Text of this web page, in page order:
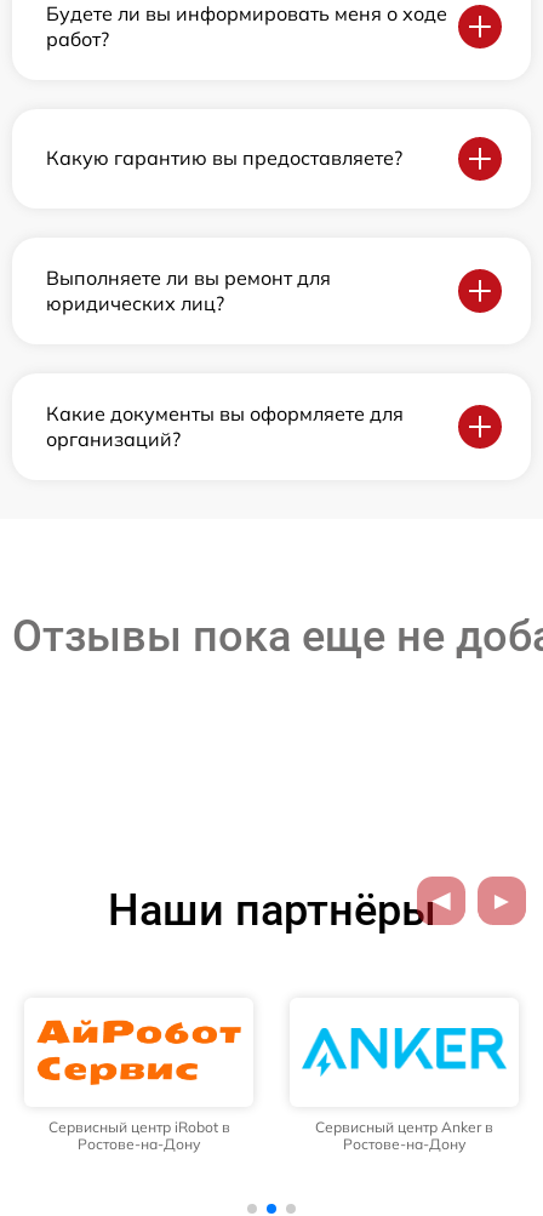
Будете ли вы информировать меня о ходе
работ?
Какую гарантию вы предоставляете?
Выполняете ли вы ремонт для
юридических лиц?
Какие документы вы оформляете для
организаций?
Отзывы пока еще не
Наши партнёры
Сервисный центр iRobot в
Ростове-на-Дону
Сервисный центр Anker в
Ростове-на-Дону